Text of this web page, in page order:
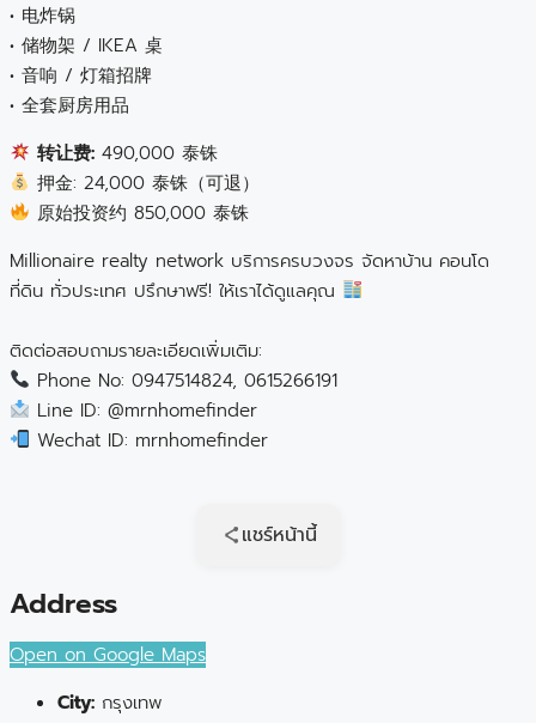
• 电炸锅
• 储物架 / IKEA 桌
• 音响 / 灯箱招牌
• 全套厨房用品
转让费: 490,000 泰铢
押金: 24,000 泰铢（可退）
原始投资约 850,000 泰铢
Millionaire realty network บริการครบวงจร จัดหาบ้าน คอนโด
ที่ดิน ทั่วประเทศ ปรึกษาฟรี! ให้เราได้ดูแลคุณ
ติดต่อสอบถามรายละเอียดเพิ่มเติม:
Phone No: 0947514824, 0615266191
Line ID: @mrnhomefinder
Wechat ID: mrnhomefinder
แชร์หน้านี้
Address
Open on Google Maps
City: กรุงเทพ